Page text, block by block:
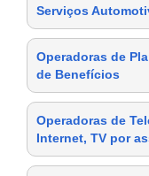
Serviços
Operadoras de
de Benefícios
Operadoras de
Internet, TV por